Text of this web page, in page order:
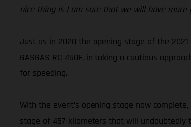
nice thing is I am sure that we will have
Just as in 2020 the opening stage of the
GASGAS RC 450F, in taking a cautious
for speeding.
With the event’s opening stage now
stage of 457-kilometers that will